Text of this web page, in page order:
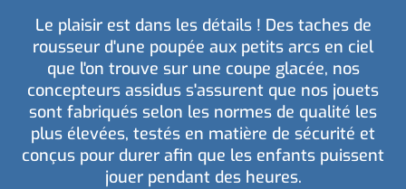
Le plaisir est dans les détails ! Des taches de
rousseur d'une poupée aux petits arcs en ciel
que l'on trouve sur une coupe glacée, nos
concepteurs assidus s'assurent que nos jouets
sont fabriqués selon les normes de qualité les
plus élevées, testés en matière de sécurité et
conçus pour durer afin que les enfants puissent
jouer pendant des heures.